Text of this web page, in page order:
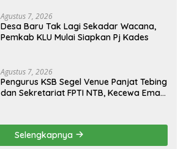
Agustus 7, 2026
Desa Baru Tak Lagi Sekadar Wacana,
Pemkab KLU Mulai Siapkan Pj Kades
Agustus 7, 2026
Pengurus KSB Segel Venue Panjat Tebing
dan Sekretariat FPTI NTB, Kecewa Emas
Selengkapnya